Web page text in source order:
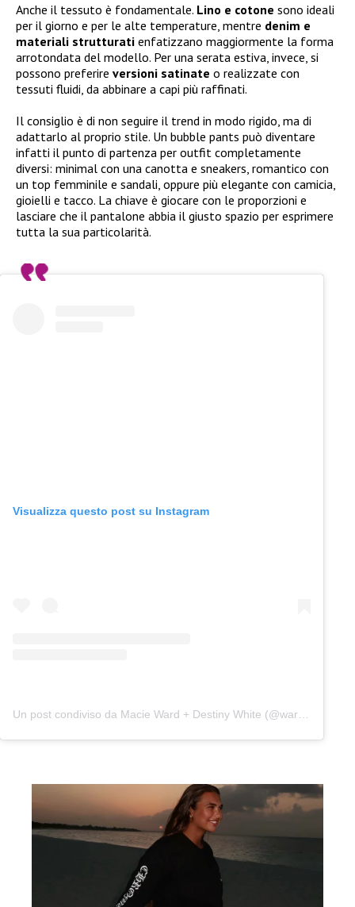
Anche il tessuto è fondamentale. Lino e cotone sono ideali
per il giorno e per le alte temperature, mentre denim e
materiali strutturati enfatizzano maggiormente la forma
arrotondata del modello. Per una serata estiva, invece, si
possono preferire versioni satinate o realizzate con
tessuti fluidi, da abbinare a capi più raffinati.
Il consiglio è di non seguire il trend in modo rigido, ma di
adattarlo al proprio stile. Un bubble pants può diventare
infatti il punto di partenza per outfit completamente
diversi: minimal con una canotta e sneakers, romantico con
un top femminile e sandali, oppure più elegante con camicia,
gioielli e tacco. La chiave è giocare con le proporzioni e
lasciare che il pantalone abbia il giusto spazio per esprimere
tutta la sua particolarità.
Visualizza questo post su Instagram